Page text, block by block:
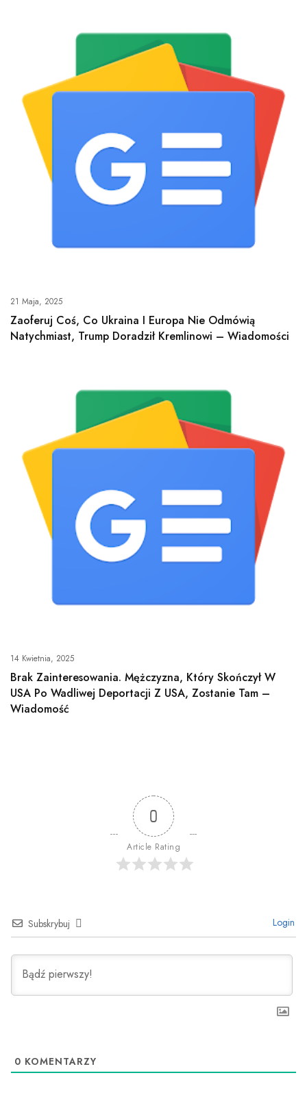
21 Maja, 2025
Zaoferuj Coś, Co Ukraina I Europa Nie Odmówią
Natychmiast, Trump Doradził Kremlinowi – Wiadomości
14 Kwietnia, 2025
Brak Zainteresowania. Mężczyzna, Który Skończył W
USA Po Wadliwej Deportacji Z USA, Zostanie Tam –
Wiadomość
0
Article Rating
Subskrybuj Login
0 KOMENTARZY